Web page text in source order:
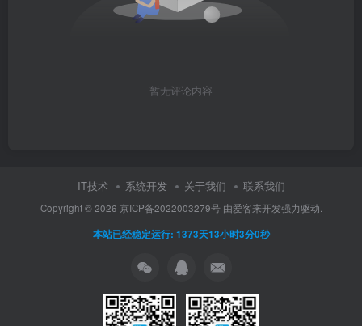
暂无评论内容
IT技术 系统开发 关于我们 联系我们
Copyright ©2026 京ICP备2022003279号由爱客来开发强力驱动.
本站已经稳定运行: 1373天13小时3分1秒